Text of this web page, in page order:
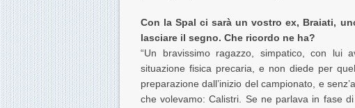
Con la Spal ci sarà un vostro ex, Braiati,
lasciare il segno. Che ricordo ne ha?
“Un bravissimo ragazzo, simpatico, con
situazione fisica precaria, e non diede per
preparazione dall’inizio del campionato, e
che volevamo: Calistri. Se ne parlava in fase